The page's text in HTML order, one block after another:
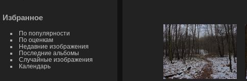
Избранное
По популярности
По оценкам
Недавние изображения
Последние альбомы
Случайные изображения
Календарь